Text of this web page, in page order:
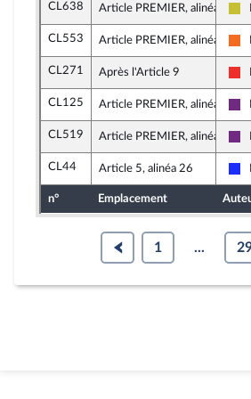
CL638 Article PREMIER, alinéa 14
CL553 Article PREMIER, alinéa 14
CL271 Après l'Article 9
CL125 Article PREMIER, alinéa 7
CL519 Article PREMIER, alinéa 6
CL44 Article 5, alinéa 26
n° Emplacement
1 ...